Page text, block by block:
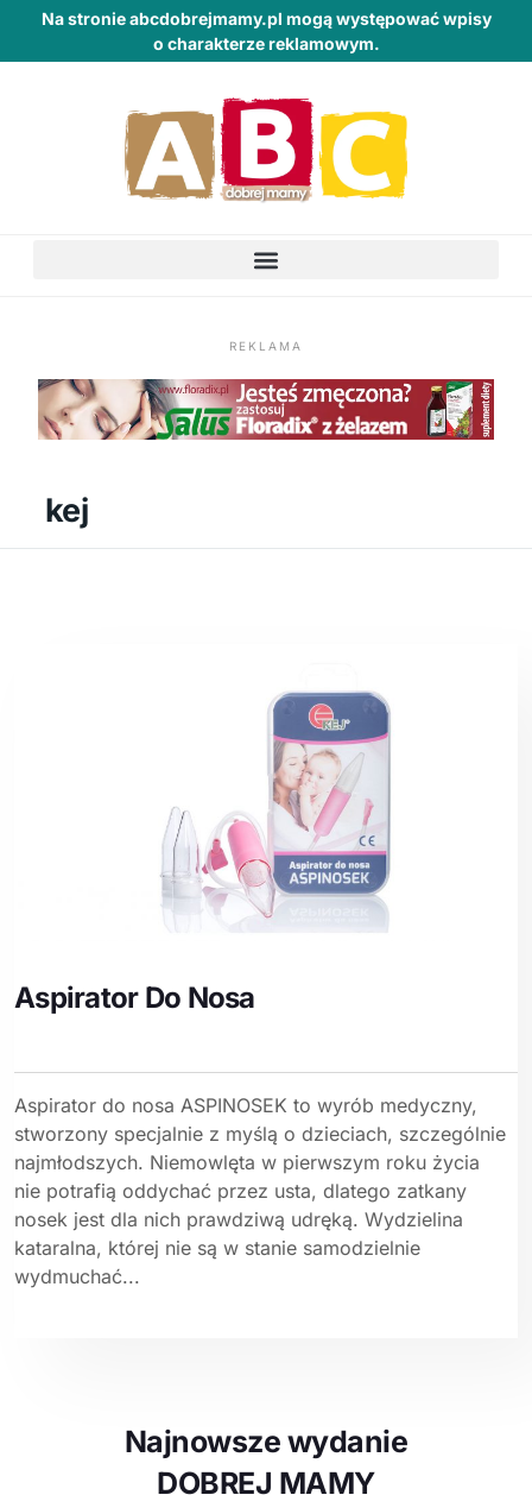
Na stronie abcdobrejmamy.pl mogą występować wpisy
o charakterze reklamowym.
REKLAMA
kej
Aspirator Do Nosa
Aspirator do nosa ASPINOSEK to wyrób medyczny,
stworzony specjalnie z myślą o dzieciach, szczególnie
najmłodszych. Niemowlęta w pierwszym roku życia
nie potrafią oddychać przez usta, dlatego zatkany
nosek jest dla nich prawdziwą udręką. Wydzielina
kataralna, której nie są w stanie samodzielnie
wydmuchać...
Najnowsze wydanie
DOBREJ MAMY